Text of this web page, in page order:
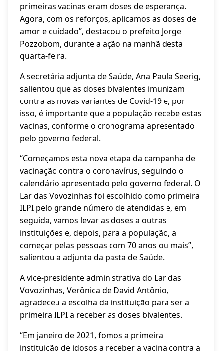
primeiras vacinas eram doses de esperança.
Agora, com os reforços, aplicamos as doses de
amor e cuidado”, destacou o prefeito Jorge
Pozzobom, durante a ação na manhã desta
quarta-feira.
A secretária adjunta de Saúde, Ana Paula Seerig,
salientou que as doses bivalentes imunizam
contra as novas variantes de Covid-19 e, por
isso, é importante que a população recebe estas
vacinas, conforme o cronograma apresentado
pelo governo federal.
“Começamos esta nova etapa da campanha de
vacinação contra o coronavírus, seguindo o
calendário apresentado pelo governo federal. O
Lar das Vovozinhas foi escolhido como primeira
ILPI pelo grande número de atendidas e, em
seguida, vamos levar as doses a outras
instituições e, depois, para a população, a
começar pelas pessoas com 70 anos ou mais”,
salientou a adjunta da pasta de Saúde.
A vice-presidente administrativa do Lar das
Vovozinhas, Verônica de David Antônio,
agradeceu a escolha da instituição para ser a
primeira ILPI a receber as doses bivalentes.
“Em janeiro de 2021, fomos a primeira
instituição de idosos a receber a vacina contra a